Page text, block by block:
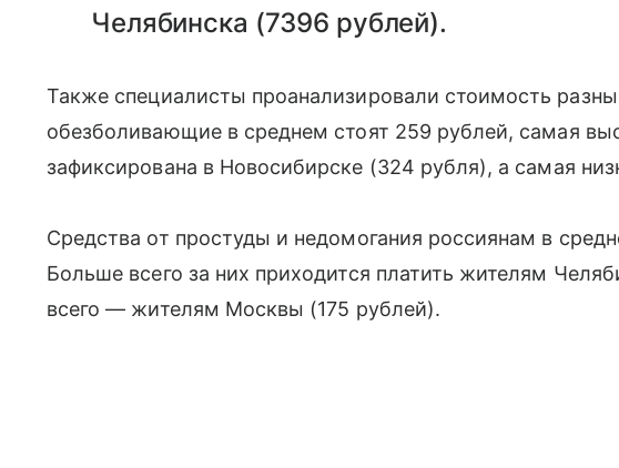
Челябинска (7396 рублей).
Также специалисты проанализировали стоимость
обезболивающие в среднем стоят 259 рублей, самая
зафиксирована в Новосибирске (324 рубля), а самая
Средства от простуды и недомогания россиянам в
Больше всего за них приходится платить жителям
всего — жителям Москвы (175 рублей).